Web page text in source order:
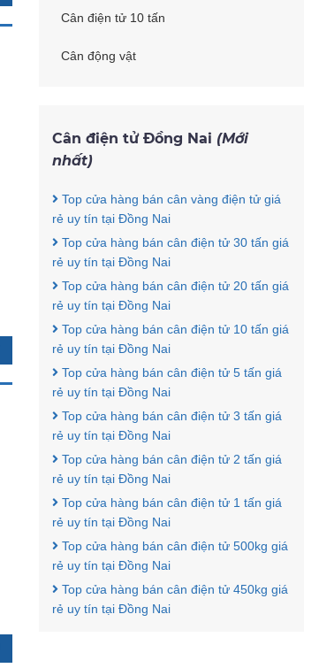
Cân điện tử 10 tấn
Cân động vật
Cân điện tử Đồng Nai (Mới
nhất)
Top cửa hàng bán cân vàng điện tử giá
rẻ uy tín tại Đồng Nai
Top cửa hàng bán cân điện tử 30 tấn giá
rẻ uy tín tại Đồng Nai
Top cửa hàng bán cân điện tử 20 tấn giá
rẻ uy tín tại Đồng Nai
Top cửa hàng bán cân điện tử 10 tấn giá
rẻ uy tín tại Đồng Nai
Top cửa hàng bán cân điện tử 5 tấn giá
rẻ uy tín tại Đồng Nai
Top cửa hàng bán cân điện tử 3 tấn giá
rẻ uy tín tại Đồng Nai
Top cửa hàng bán cân điện tử 2 tấn giá
rẻ uy tín tại Đồng Nai
Top cửa hàng bán cân điện tử 1 tấn giá
rẻ uy tín tại Đồng Nai
Top cửa hàng bán cân điện tử 500kg giá
rẻ uy tín tại Đồng Nai
Top cửa hàng bán cân điện tử 450kg giá
rẻ uy tín tại Đồng Nai